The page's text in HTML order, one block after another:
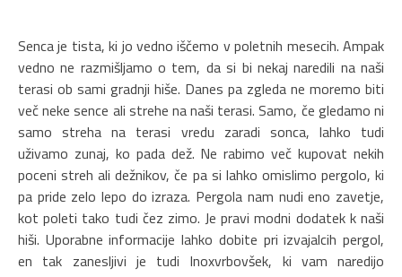
Senca je tista, ki jo vedno iščemo v poletnih mesecih. Ampak
vedno ne razmišljamo o tem, da si bi nekaj naredili na naši
terasi ob sami gradnji hiše. Danes pa zgleda ne moremo biti
več neke sence ali strehe na naši terasi. Samo, če gledamo ni
samo streha na terasi vredu zaradi sonca, lahko tudi
uživamo zunaj, ko pada dež. Ne rabimo več kupovat nekih
poceni streh ali dežnikov, če pa si lahko omislimo pergolo, ki
pa pride zelo lepo do izraza. Pergola nam nudi eno zavetje,
kot poleti tako tudi čez zimo. Je pravi modni dodatek k naši
hiši. Uporabne informacije lahko dobite pri izvajalcih pergol,
en tak zanesljivi je tudi Inoxvrbovšek, ki vam naredijo